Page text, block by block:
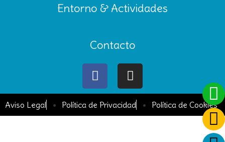
Entorno & Actividades
Contacto
Aviso Legal Política de Privacidad Política de Cookies